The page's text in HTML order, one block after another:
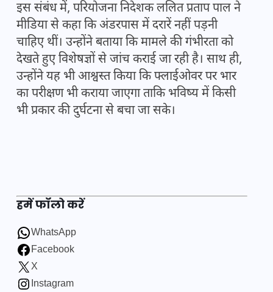
इस संबंध में, परियोजना निदेशक ललित प्रताप पाल ने
मीडिया से कहा कि अंडरपास में दरारें नहीं पड़नी
चाहिए थीं। उन्होंने बताया कि मामले की गंभीरता को
देखते हुए विशेषज्ञों से जांच कराई जा रही है। साथ ही,
उन्होंने यह भी आश्वस्त किया कि फ्लाईओवर पर भार
का परीक्षण भी कराया जाएगा ताकि भविष्य में किसी
भी प्रकार की दुर्घटना से बचा जा सके।
हमें फॉलो करें
WhatsApp
Facebook
X
Instagram